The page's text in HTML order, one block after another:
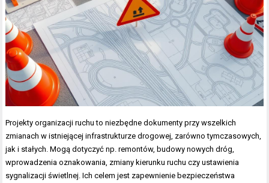
Projekty organizacji ruchu to niezbędne dokumenty przy wszelkich
zmianach w istniejącej infrastrukturze drogowej, zarówno tymczasowych,
jak i stałych. Mogą dotyczyć np. remontów, budowy nowych dróg,
wprowadzenia oznakowania, zmiany kierunku ruchu czy ustawienia
sygnalizacji świetlnej. Ich celem jest zapewnienie bezpieczeństwa